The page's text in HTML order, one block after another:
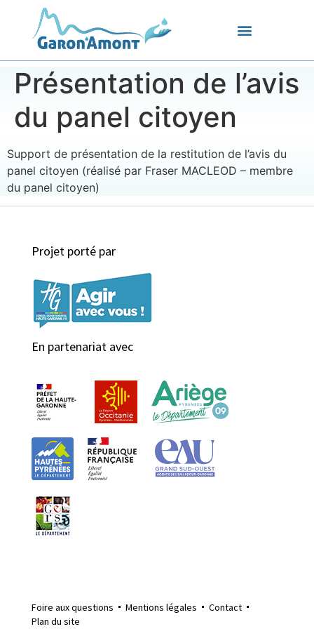
Présentation de l’avis
du panel citoyen
Support de présentation de la restitution de l’avis du
panel citoyen (réalisé par Fraser MACLEOD – membre
du panel citoyen)
Projet porté par
En partenariat avec
Foire aux questions Mentions légales
Contact
Plan du site